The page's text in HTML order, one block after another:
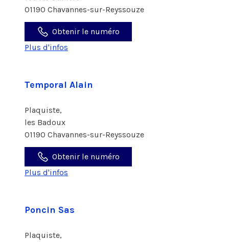
01190 Chavannes-sur-Reyssouze
Obtenir le numéro
Plus d'infos
Temporal Alain
Plaquiste,
les Badoux
01190 Chavannes-sur-Reyssouze
Obtenir le numéro
Plus d'infos
Poncin Sas
Plaquiste,